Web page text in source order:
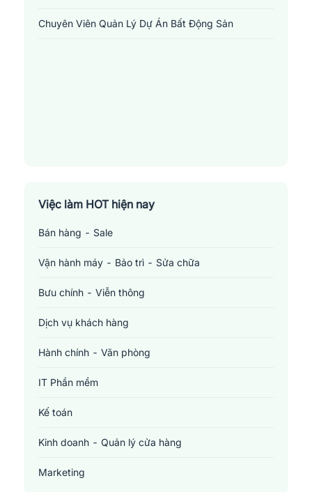
Chuyên Viên Quản Lý Dự Án Bất Động Sản
Việc làm HOT hiện nay
Bán hàng - Sale
Vận hành máy - Bảo trì - Sửa chữa
Bưu chính - Viễn thông
Dịch vụ khách hàng
Hành chính - Văn phòng
IT Phần mềm
Kế toán
Kinh doanh - Quản lý cửa hàng
Marketing